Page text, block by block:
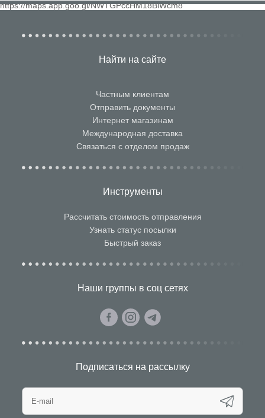
https://maps.app.goo.gl/NWTGPccHM18BiWcm8
Найти на сайте
Частным клиентам
Отправить документы
Интернет магазинам
Международная доставка
Связаться с отделом продаж
Инструменты
Рассчитать стоимость отправления
Узнать статус посылки
Быстрый заказ
Наши группы в соц сетях
Подписаться на рассылку